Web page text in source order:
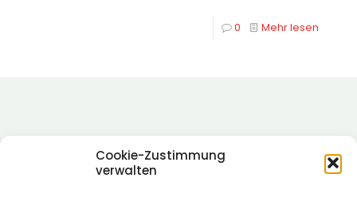
Cookie-Zustimmung
verwalten
0 Mehr lesen